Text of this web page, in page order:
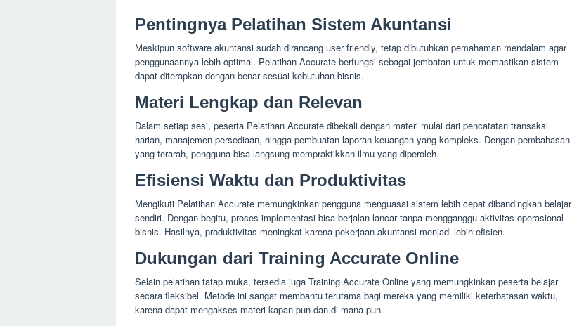
Pentingnya Pelatihan Sistem Akuntansi
Meskipun software akuntansi sudah dirancang user friendly, tetap dibutuhkan pemahaman mendalam agar
penggunaannya lebih optimal. Pelatihan Accurate berfungsi sebagai jembatan untuk memastikan sistem
dapat diterapkan dengan benar sesuai kebutuhan bisnis.
Materi Lengkap dan Relevan
Dalam setiap sesi, peserta Pelatihan Accurate dibekali dengan materi mulai dari pencatatan transaksi
harian, manajemen persediaan, hingga pembuatan laporan keuangan yang kompleks. Dengan pembahasan
yang terarah, pengguna bisa langsung mempraktikkan ilmu yang diperoleh.
Efisiensi Waktu dan Produktivitas
Mengikuti Pelatihan Accurate memungkinkan pengguna menguasai sistem lebih cepat dibandingkan belajar
sendiri. Dengan begitu, proses implementasi bisa berjalan lancar tanpa mengganggu aktivitas operasional
bisnis. Hasilnya, produktivitas meningkat karena pekerjaan akuntansi menjadi lebih efisien.
Dukungan dari Training Accurate Online
Selain pelatihan tatap muka, tersedia juga Training Accurate Online yang memungkinkan peserta belajar
secara fleksibel. Metode ini sangat membantu terutama bagi mereka yang memiliki keterbatasan waktu,
karena dapat mengakses materi kapan pun dan di mana pun.